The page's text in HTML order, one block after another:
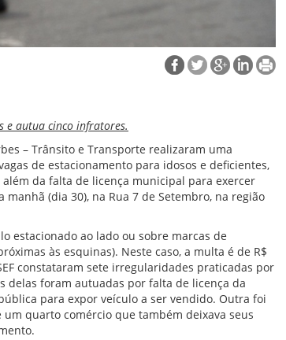
e autua cinco infratores.
– Trânsito e Transporte realizaram uma
de estacionamento para idosos e deficientes,
da falta de licença municipal para exercer
(dia 30), na Rua 7 de Setembro, na região
estacionado ao lado ou sobre marcas de
às esquinas). Neste caso, a multa é de R$
constataram sete irregularidades praticadas por
delas foram autuadas por falta de licença da
para expor veículo a ser vendido. Outra foi
quarto comércio que também deixava seus